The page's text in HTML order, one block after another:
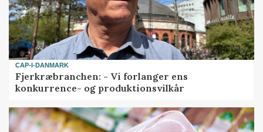
CAP-I-DANMARK
Fjerkræbranchen: - Vi forlanger ens
konkurrence- og produktionsvilkår